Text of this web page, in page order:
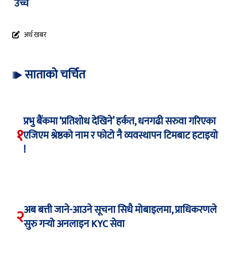
उच्च
अर्थ खबर
साताको चर्चित
१
प्रभु बैंकमा ‘प्रतिशोध देखिने’ हर्कत, धनगढी सरुवा गरिएका
एजिएम श्रेष्ठको नाम र फोटो नै व्यवस्थापन टिमबाट हटाइयो
!
२अब बत्ती जाने-आउने सूचना सिधै मोबाइलमा, प्राधिकरणले
सुरु गर्‍यो अनलाइन KYC सेवा